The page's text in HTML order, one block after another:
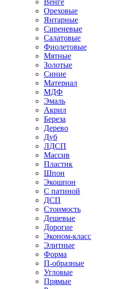
Ореховые
Янтарные
Сиреневые
Салатовые
Фиолетовые
Мятные
Золотые
Синие
Материал
МДФ
Эмаль
Акрил
Береза
Дерево
Дуб
ЛДСП
Массив
Пластик
Шпон
Экошпон
С патиной
ДСП
Стоимость
Дешевые
Дорогие
Эконом-класс
Элитные
Форма
П-образные
Угловые
Прямые